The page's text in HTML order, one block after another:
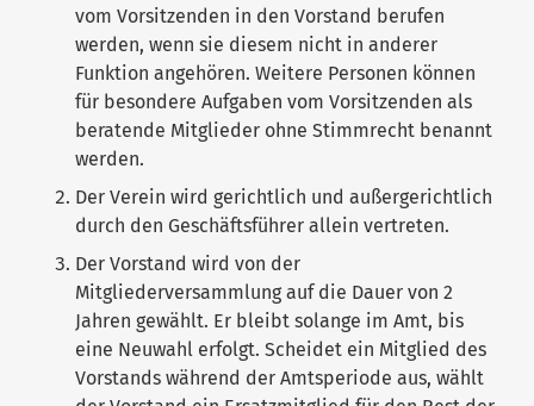
vom Vorsitzenden in den Vorstand berufen
werden, wenn sie diesem nicht in anderer
Funktion angehören. Weitere Personen können
für besondere Aufgaben vom Vorsitzenden als
beratende Mitglieder ohne Stimmrecht benannt
werden.
Der Verein wird gerichtlich und außergerichtlich
durch den Geschäftsführer allein vertreten.
Der Vorstand wird von der
Mitgliederversammlung auf die Dauer von 2
Jahren gewählt. Er bleibt solange im Amt, bis
eine Neuwahl erfolgt. Scheidet ein Mitglied des
Vorstands während der Amtsperiode aus, wählt